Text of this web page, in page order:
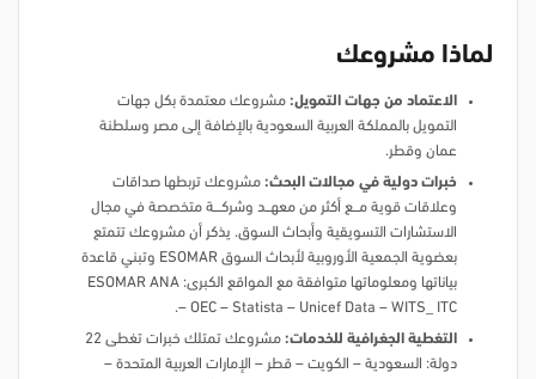
لماذا مشروعك
الاعتماد من جهات التمويل: مشروعك معتمدة بكل جهات
التمويل بالمملكة العربية السعودية بالإضافة إلى مصر وسلطنة
عمان وقطر.
خبرات دولية في مجالات البحث: مشروعك تربطها صداقات
وعلاقات قوية مـــــع أكثر من معهــــد وشركــــــة متخصصة في مجال
الاستشارات التسويقية وأبحاث السوق. يذكر أن مشروعك تتمتع
بعضوية الجمعية الأوروبية لأبحاث السوق ESOMAR وتبني قاعدة
بياناتها ومعلوماتها متوافقة مع المواقع الكبرى: ESOMAR ANA
– OEC – Statista – Unicef Data – WITS_ ITC.
التغطية الجغرافية للخدمات:
مشروعك تمتلك خبرات تغطى 22
دولة: السعودية – الكويت – قطر – الإمارات العربية المتحدة –